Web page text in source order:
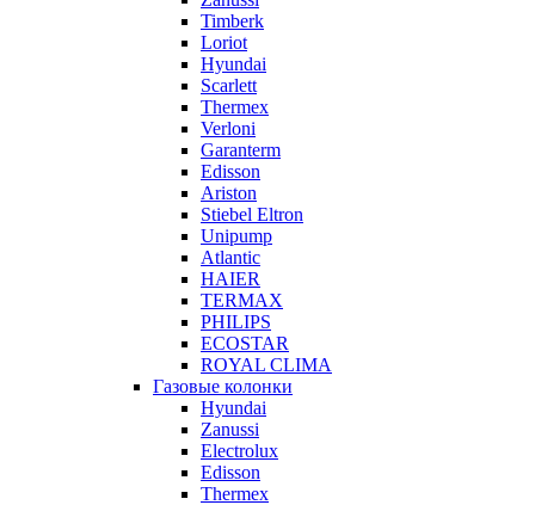
Timberk
Loriot
Hyundai
Scarlett
Thermex
Verloni
Garanterm
Edisson
Ariston
Stiebel Eltron
Unipump
Atlantic
HAIER
TERMAX
PHILIPS
ECOSTAR
ROYAL CLIMA
Газовые колонки
Hyundai
Zanussi
Electrolux
Edisson
Thermex